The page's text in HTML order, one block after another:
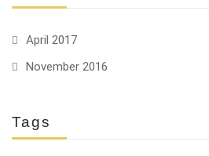
April 2017
November 2016
Tags